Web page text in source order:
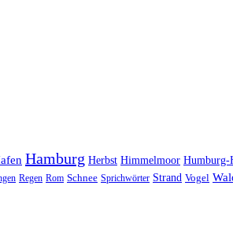
Hamburg Herbst Himmelmoor Humburg-
Regen Rom Schnee Sprichwörter Strand Vogel